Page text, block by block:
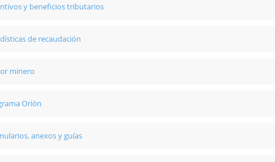
y beneficios tributarios
de recaudación
minero
Orión
anexos y guías